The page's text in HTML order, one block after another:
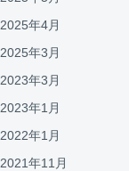
2025年4月
2025年3月
2023年3月
2023年1月
2022年1月
2021年11月